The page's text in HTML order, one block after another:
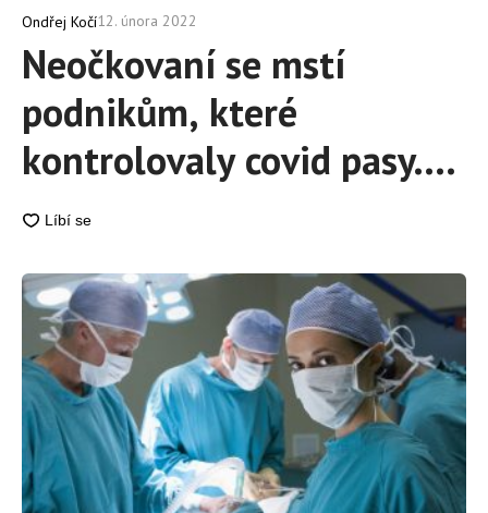
Ondřej Kočí12. února 2022
Neočkovaní se mstí
podnikům, které
kontrolovaly covid pasy.
Sestavili černou listinu